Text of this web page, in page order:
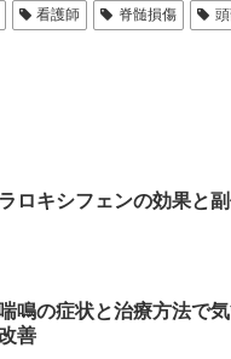
看護師 脊髄損傷
ラロキシフェンの効果と
鳴の症状と治療方法で
善